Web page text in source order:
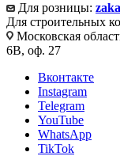
Для розницы:
Для строительных
Московская
6В, оф. 27
Вконтакте
Instagram
Telegram
YouTube
WhatsApp
TikTok